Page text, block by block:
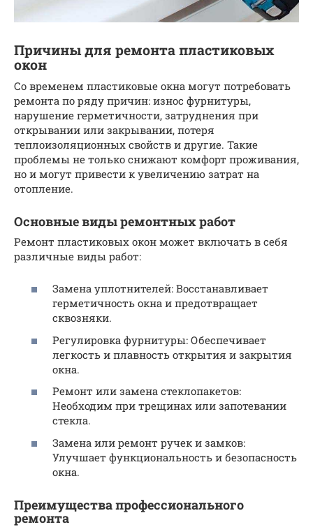
Причины для ремонта пластиковых
окон
Со временем пластиковые окна могут потребовать
ремонта по ряду причин: износ фурнитуры,
нарушение герметичности, затруднения при
открывании или закрывании, потеря
теплоизоляционных свойств и другие. Такие
проблемы не только снижают комфорт проживания,
но и могут привести к увеличению затрат на
отопление.
Основные виды ремонтных работ
Ремонт пластиковых окон может включать в себя
различные виды работ:
Замена уплотнителей: Восстанавливает
герметичность окна и предотвращает
сквозняки.
Регулировка фурнитуры: Обеспечивает
легкость и плавность открытия и закрытия
окна.
Ремонт или замена стеклопакетов:
Необходим при трещинах или запотевании
стекла.
Замена или ремонт ручек и замков:
Улучшает функциональность и безопасность
окна.
Преимущества профессионального
ремонта